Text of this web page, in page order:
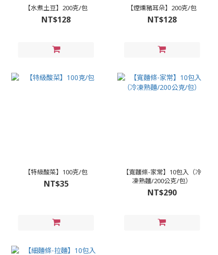
【水煮土豆】200克/包
NT$128
【煙燻豬耳朵】200克/包
NT$128
【特級酸菜】100克/包
NT$35
【寬麵條-家常】10包入（冷
凍熟麵/200公克/包）
NT$290